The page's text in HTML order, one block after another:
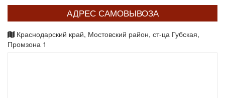
АДРЕС САМОВЫВОЗА
Краснодарский край, Мостовский район, ст-ца Губская,
Промзона 1